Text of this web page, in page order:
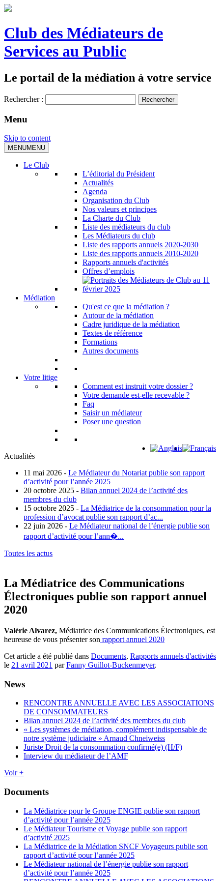
Club des Médiateurs de
Services au Public
Le portail de la médiation à votre service
Rechercher :
Menu
Skip to content
MENUMENU
Le Club
L’éditorial du Président
Actualités
Agenda
Organisation du Club
Nos valeurs et principes
La Charte du Club
Liste des médiateurs du club
Les Médiateurs du club
Liste des rapports annuels 2020-2030
Liste des rapports annuels 2010-2020
Rapports annuels d'activités
Offres d’emplois
Médiation
Qu'est ce que la médiation ?
Autour de la médiation
Cadre juridique de la médiation
Textes de référence
Formations
Autres documents
Votre litige
Comment est instruit votre dossier ?
Votre demande est-elle recevable ?
Faq
Saisir un médiateur
Poser une question
Actualités
11 mai 2026 - Le Médiateur du Notariat publie son rapport
d’activité pour l’année 2025
20 octobre 2025 - Bilan annuel 2024 de l’activité des
membres du club
15 octobre 2025 - La Médiatrice de la consommation pour la
profession d’avocat publie son rapport d’ac...
22 juin 2026 - Le Médiateur national de l’énergie publie son
rapport d’activité pour l’ann�...
Toutes les actus
La Médiatrice des Communications
Électroniques publie son rapport annuel
2020
Valérie Alvarez, Médiatrice des Communications Électroniques, est
heureuse de vous présenter son rapport annuel 2020
Cet article a été publié dans Documents, Rapports annuels d'activités
le 21 avril 2021 parFanny Guillot-Buckenmeyer.
News
RENCONTRE ANNUELLE AVEC LES ASSOCIATIONS
DE CONSOMMATEURS
Bilan annuel 2024 de l’activité des membres du club
« Les systèmes de médiation, complément indispensable de
notre système judiciaire » Arnaud Chneiweiss
Juriste Droit de la consommation confirmé(e) (H/F)
Interview du médiateur de l’AMF
Voir +
Documents
La Médiatrice pour le Groupe ENGIE publie son rapport
d’activité pour l’année 2025
Le Médiateur Tourisme et Voyage publie son rapport
d’activité 2025
La Médiatrice de la Médiation SNCF Voyageurs publie son
rapport d’activité pour l’année 2025
Le Médiateur national de l’énergie publie son rapport
d’activité pour l’année 2025